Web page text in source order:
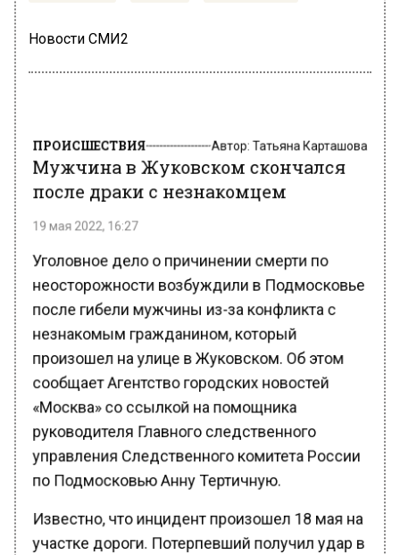
Новости СМИ2
Мужчина в Жуковском скончался
после драки с незнакомцем
неосторожности возбуждили в Подмосковье
после гибели мужчины из-за конфликта с
незнакомым гражданином, который
произошел на улице в Жуковском. Об этом
сообщает Агентство городских новостей
«Москва» со ссылкой на помощника
руководителя Главного следственного
управления Следственного комитета России
по Подмосковью Анну Тертичную.
Известно, что инцидент произошел 18 мая на
участке дороги. Потерпевший получил удар в